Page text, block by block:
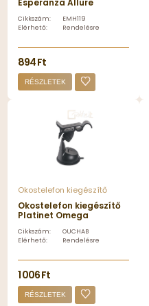
Esperanza Allure
smartphone holder -
EMH119
Cikkszám:
EMH119
Elérhető:
Rendelésre
894 Ft
RÉSZLETEK
Okostelefon kiegészítő
Okostelefon kiegészítő
Platinet Omega
okostelefon tartó Black
- OUCHAB
Cikkszám:
OUCHAB
Elérhető:
Rendelésre
1 006 Ft
RÉSZLETEK